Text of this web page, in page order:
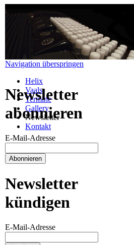
Navigation überspringen
Helix
Vaals
Termine
Gallery
Newsletter
Kontakt
Newsletter
abonnieren
E-Mail-Adresse
Newsletter
kündigen
E-Mail-Adresse